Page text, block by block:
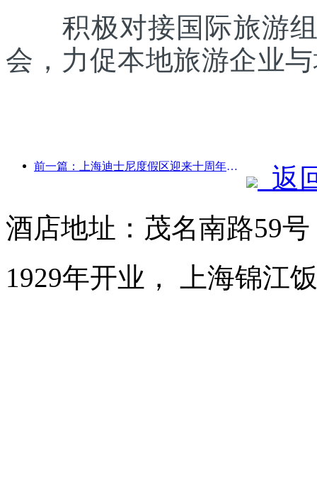
积极对接国际旅游组
会，力促本地旅游企业
前一篇：上海迪士尼度假区迎来十周年，累计接待游客超1亿人次
返
酒店地址：茂名南路59
1929年开业， 上海锦